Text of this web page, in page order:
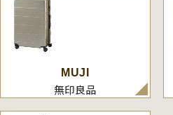
MUJI
無印良品